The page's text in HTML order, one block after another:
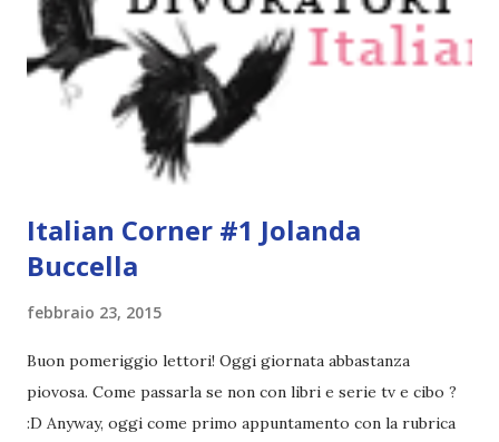
deciso. Non solo andrà nel college dei suoi sogni, ma avrà
informazioni sul misterioso L'eihrs per cui ogni giornalista
ucciderebbe. I seguaci del blog di Cara arriveranno alle
stelle. Eppure Cara non è sicura di cosa pensare quando
incontra Aelyx. Umani e L'eihrs hanno dna quasi identici, m...
Italian Corner #1 Jolanda
Buccella
febbraio 23, 2015
Buon pomeriggio lettori! Oggi giornata abbastanza
piovosa. Come passarla se non con libri e serie tv e cibo ?
:D Anyway, oggi come primo appuntamento con la rubrica